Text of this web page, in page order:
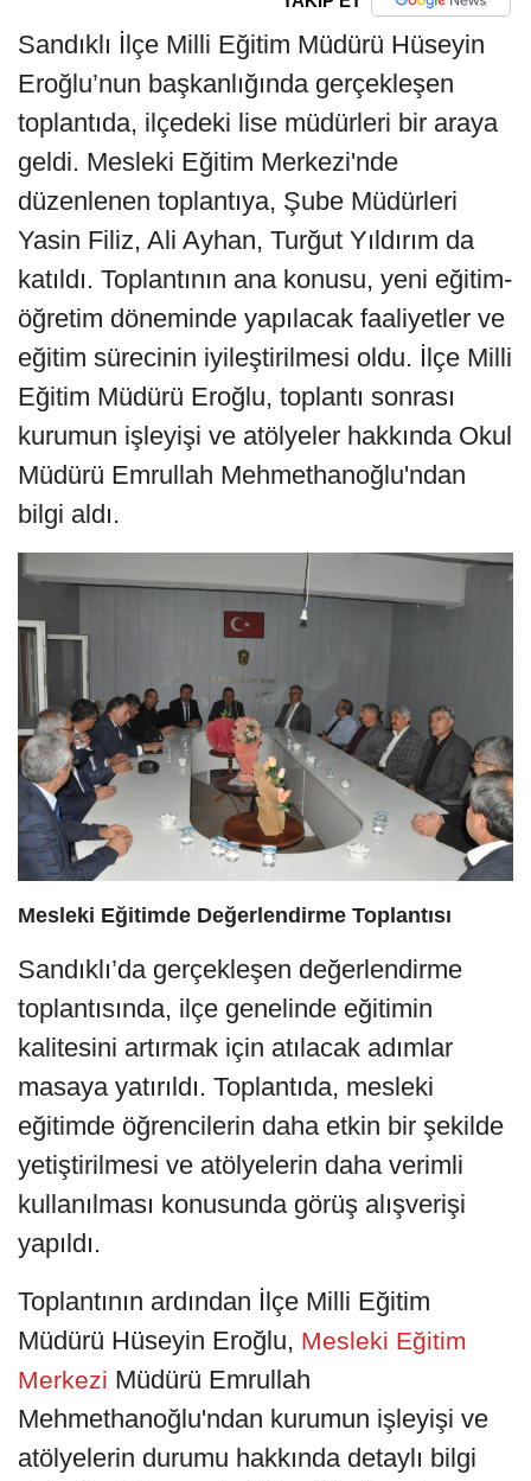
Sandıklı İlçe Milli Eğitim Müdürü Hüseyin
Eroğlu’nun başkanlığında gerçekleşen
toplantıda, ilçedeki lise müdürleri bir araya
geldi. Mesleki Eğitim Merkezi'nde
düzenlenen toplantıya, Şube Müdürleri
Yasin Filiz, Ali Ayhan, Turğut Yıldırım da
katıldı. Toplantının ana konusu, yeni eğitim-
öğretim döneminde yapılacak faaliyetler ve
eğitim sürecinin iyileştirilmesi oldu. İlçe Milli
Eğitim Müdürü Eroğlu, toplantı sonrası
kurumun işleyişi ve atölyeler hakkında Okul
Müdürü Emrullah Mehmethanoğlu'ndan
bilgi aldı.
Mesleki Eğitimde Değerlendirme Toplantısı
Sandıklı’da gerçekleşen değerlendirme
toplantısında, ilçe genelinde eğitimin
kalitesini artırmak için atılacak adımlar
masaya yatırıldı. Toplantıda, mesleki
eğitimde öğrencilerin daha etkin bir şekilde
yetiştirilmesi ve atölyelerin daha verimli
kullanılması konusunda görüş alışverişi
yapıldı.
Toplantının ardından İlçe Milli Eğitim
Müdürü Hüseyin Eroğlu, Mesleki Eğitim
Merkezi Müdürü Emrullah
Mehmethanoğlu'ndan kurumun işleyişi ve
atölyelerin durumu hakkında detaylı bilgi